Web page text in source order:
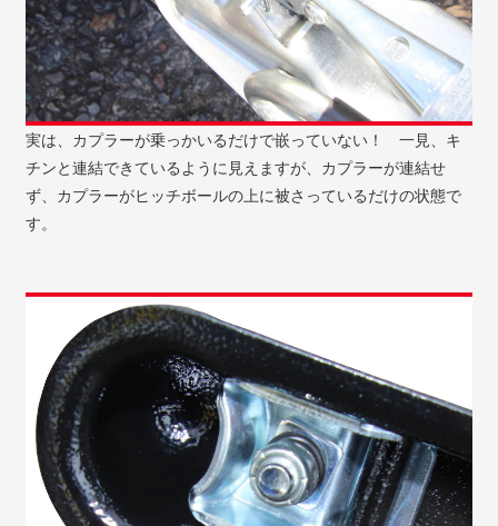
実は、カプラーが乗っかいるだけで嵌っていない！ 一見、キ
チンと連結できているように見えますが、カプラーが連結せ
ず、カプラーがヒッチボールの上に被さっているだけの状態で
す。